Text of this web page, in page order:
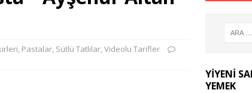
, Pastalar, Sütlü Tatlılar,Videolu Tarifler
YIYENI
YEMEK